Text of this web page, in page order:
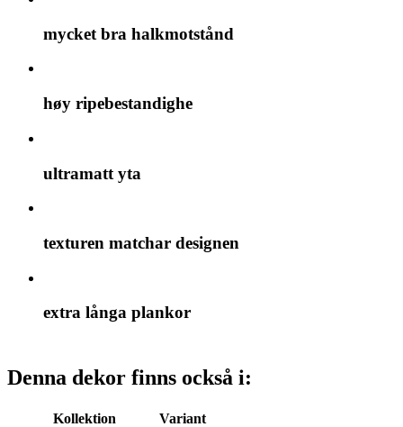
mycket bra halkmotstånd
høy ripebestandighe
ultramatt yta
texturen matchar designen
extra långa plankor
Denna dekor finns också i:
Kollektion
Variant